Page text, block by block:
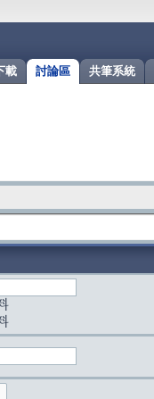
共筆系統
討論區
載